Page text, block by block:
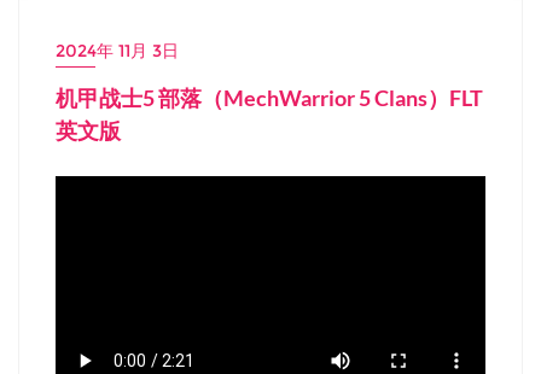
2024年 11月 3日
机甲战士5 部落（MechWarrior 5 Clans）FLT
英文版